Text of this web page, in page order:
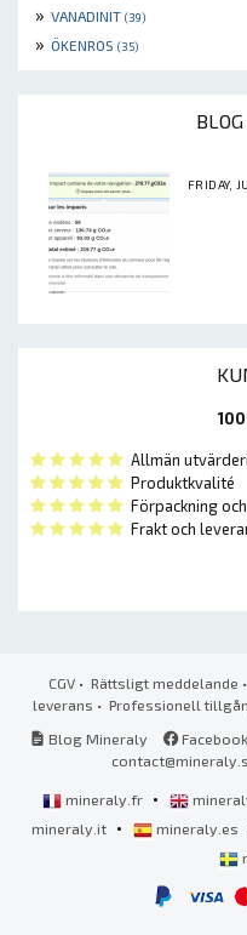
» VANADINIT (39)
» ÖKENROS (35)
FRIDAY,
Allmän
Produktkvalité
Förpackning
Frakt och
CGV• Rättsligt meddelande •
leverans • Professionell
Blog Mineraly
Facebook
mineraly.fr •
mineraly.it • mineraly.es